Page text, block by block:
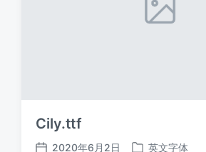
Cily.ttf
2020年6月2日 英文字体